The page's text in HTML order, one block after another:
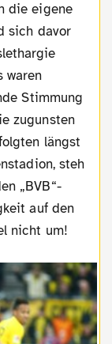
die eigene
sich davor
waren
Stimmung
zugunsten
längst
steh
„BVB“-
auf den
nicht um!